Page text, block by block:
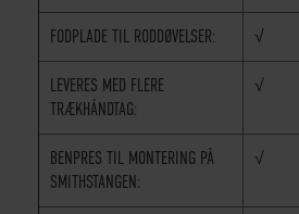
FODPLADE TIL RODDØVELSER: √
LEVERES MED FLERE
TRÆKHÅNDTAG:
√
BENPRES TIL MONTERING PÅ
SMITHSTANGEN:
√